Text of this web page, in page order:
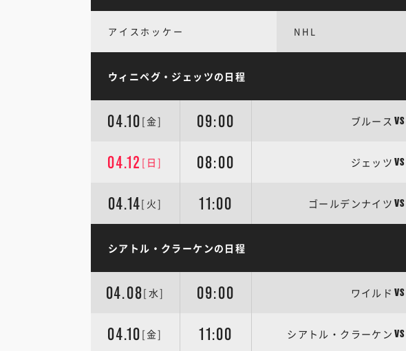
アイスホッケー NHL
ウィニペグ・ジェッツの日程
04.10 [金] 09:00 ブルース VS
04.12 [日] 08:00 ジェッツ VS
04.14[火] 11:00 ゴールデンナイツ VS
シアトル・クラーケンの日程
04.08[水] 09:00 ワイルド VS
04.10 [金] 11:00 シアトル・クラーケン VS